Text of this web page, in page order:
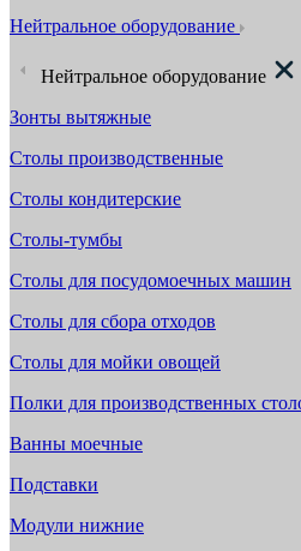
Нейтральное оборудование
Нейтральное оборудование
Зонты вытяжные
Столы производственные
Столы кондитерские
Столы-тумбы
Столы для посудомоечных машин
Столы для сбора отходов
Столы для мойки овощей
Полки для производственных
Ванны моечные
Подставки
Модули нижние